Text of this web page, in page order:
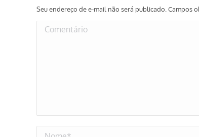
Seu endereço de e-mail não será publicado. Campos
Comentário
Nome *